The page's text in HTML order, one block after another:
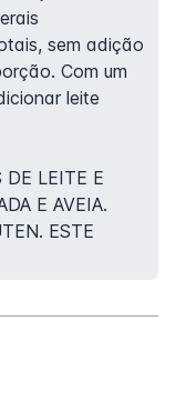
sem adição
Com um
leite
DE LEITE E
E AVEIA.
ESTE